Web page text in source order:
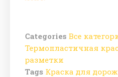
Categories Все
Термопластичная
разметки
Tags Краска для